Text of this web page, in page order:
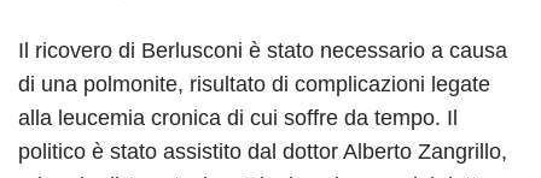
Il ricovero di Berlusconi è stato necessario a causa
di una polmonite, risultato di complicazioni legate
alla leucemia cronica di cui soffre da tempo. Il
politico è stato assistito dal dottor Alberto Zangrillo,